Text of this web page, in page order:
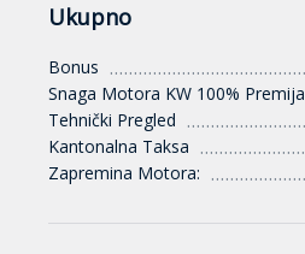
Ukupno
Bonus
Snaga Motora KW 100% Premija
Tehnički Pregled
Kantonalna Taksa
Zapremina Motora: